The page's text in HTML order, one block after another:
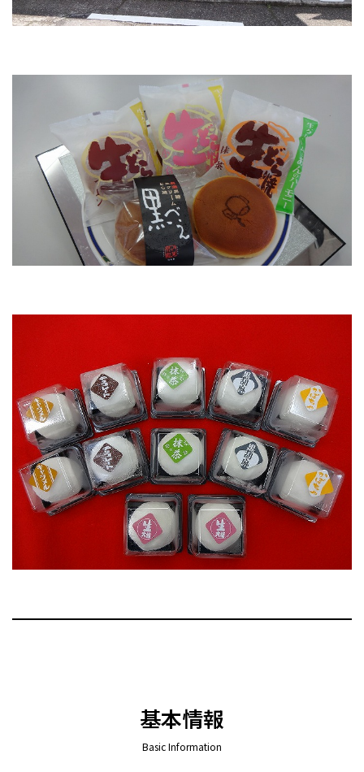
基本情報
Basic Information